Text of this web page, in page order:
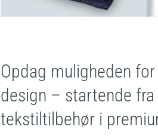
Opdag muligheden
design – startende
tekstiltilbehør i